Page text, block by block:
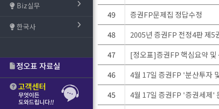
Biz실무
한국사
49
증권FP문제집 정답수정
48
2005년 증권FP 전정4판 제5
47
[정오표]증권FP 핵심요약
46
4월 17일 증권FP '분산투자
45
4월 17일 증권FP '증권세제'